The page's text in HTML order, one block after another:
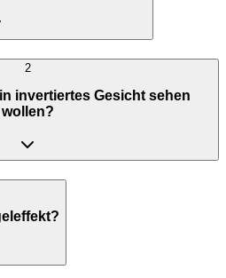
2
invertiertes Gesicht sehen
wollen?